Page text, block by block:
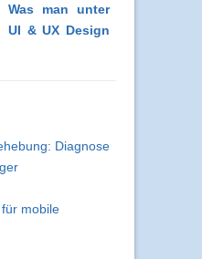
Was man unter
UI & UX Design
Diagnose
mobile